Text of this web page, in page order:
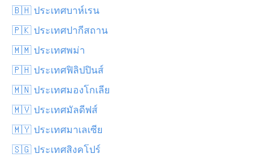
🇧🇭 ประเทศบาห์เรน
🇵🇰 ประเทศปากีสถาน
🇲🇲 ประเทศพม่า
🇵🇭 ประเทศฟิลิปปินส์
🇲🇳 ประเทศมองโกเลีย
🇲🇻 ประเทศมัลดีฟส์
🇲🇾 ประเทศมาเลเซีย
🇸🇬 ประเทศสิงคโปร์